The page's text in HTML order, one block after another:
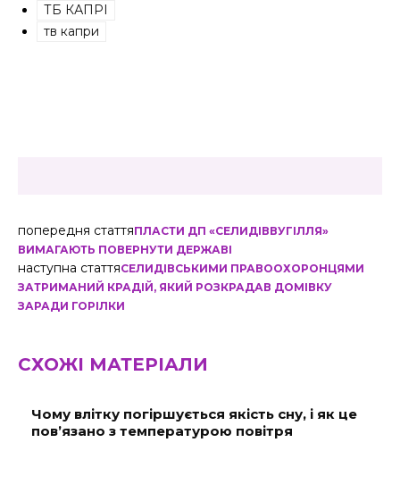
ТБ КАПРІ
тв капри
попередня статтяПЛАСТИ ДП «СЕЛИДІВВУГІЛЛЯ»
ВИМАГАЮТЬ ПОВЕРНУТИ ДЕРЖАВІ
наступна статтяСЕЛИДІВСЬКИМИ ПРАВООХОРОНЦЯМИ
ЗАТРИМАНИЙ КРАДІЙ, ЯКИЙ РОЗКРАДАВ ДОМІВКУ
ЗАРАДИ ГОРІЛКИ
СХОЖІ МАТЕРІАЛИ
Чому влітку погіршується якість сну, і як це
пов’язано з температурою повітря